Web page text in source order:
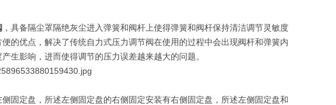
，具备隔尘罩隔绝灰尘进入弹簧和阀杆上使得弹簧和阀杆保持清洁调节灵敏度
的优点，解决了传统自力式压力调节阀在使用的过程中会出现阀杆和弹簧内
生影响，进而使得调节的压力误差越来越大的问题。
侧固定盘，所述左侧固定盘的右侧固定安装有右侧固定盘，所述左侧固定盘和